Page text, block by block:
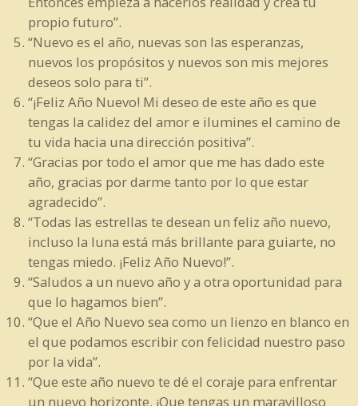
propio futuro”.
“Nuevo es el año, nuevas son las esperanzas,
nuevos los propósitos y nuevos son mis mejores
deseos solo para ti”.
“¡Feliz Año Nuevo! Mi deseo de este año es que
tengas la calidez del amor e ilumines el camino de
tu vida hacia una dirección positiva”.
“Gracias por todo el amor que me has dado este
año, gracias por darme tanto por lo que estar
agradecido”.
“Todas las estrellas te desean un feliz año nuevo,
incluso la luna está más brillante para guiarte, no
tengas miedo. ¡Feliz Año Nuevo!”.
“Saludos a un nuevo año y a otra oportunidad para
que lo hagamos bien”.
“Que el Año Nuevo sea como un lienzo en blanco en
el que podamos escribir con felicidad nuestro paso
por la vida”.
“Que este año nuevo te dé el coraje para enfrentar
un nuevo horizonte. ¡Que tengas un maravilloso